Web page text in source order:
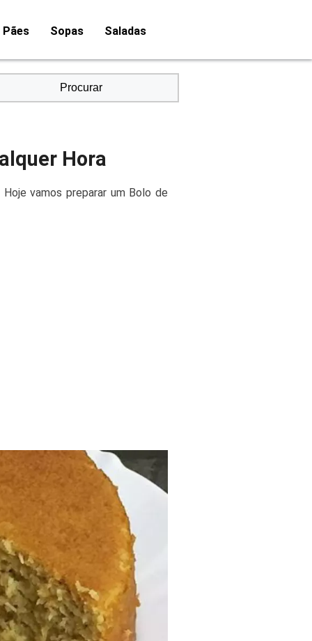
Pães Sopas Saladas
Procurar
Hora
vamos preparar um Bolo de